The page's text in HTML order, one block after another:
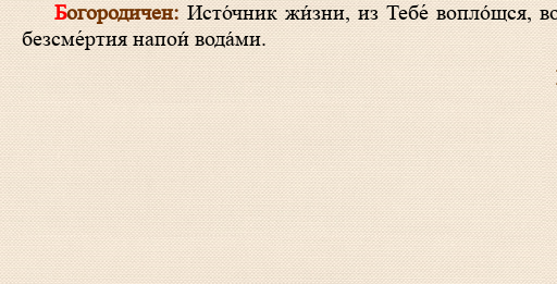
Богородичен:Исто́чник жи́зни, из Тебе́ вопло́щся,
безсме́ртия напои́ вода́ми.